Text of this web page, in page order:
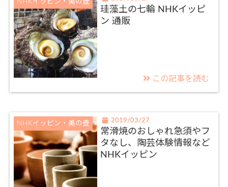
NHKイッピン・美の壺
珪藻土の七輪 NHKイッピ
ン 通販
この記事を読む
NHKイッピン・美の壺 2019/03/27
常滑焼のおしゃれ急須やフ
タなし、陶芸体験情報など
NHKイッピン